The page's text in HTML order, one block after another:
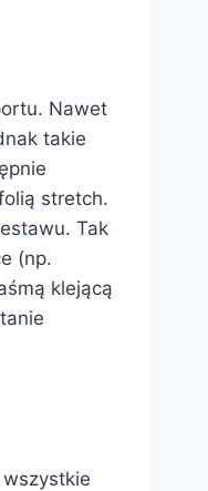
Nawet
takie
stretch.
Tak
(np.
klejącą